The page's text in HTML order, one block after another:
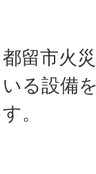
都留市火
いる設備
す。